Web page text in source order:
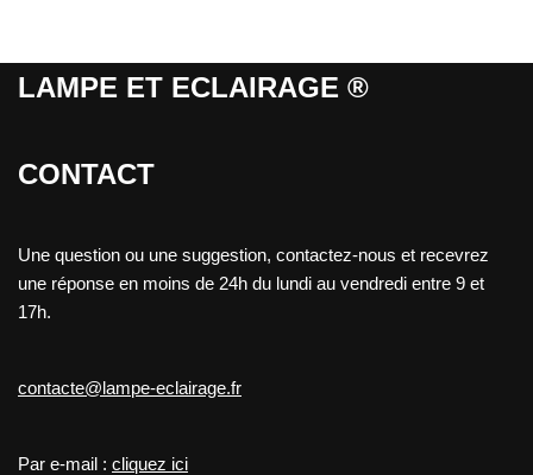
LAMPE ET ECLAIRAGE ®
CONTACT
Une question ou une suggestion, contactez-nous et recevrez
une réponse en moins de 24h du lundi au vendredi entre 9 et
17h.
contacte@lampe-eclairage.fr
Par e-mail : cliquez ici